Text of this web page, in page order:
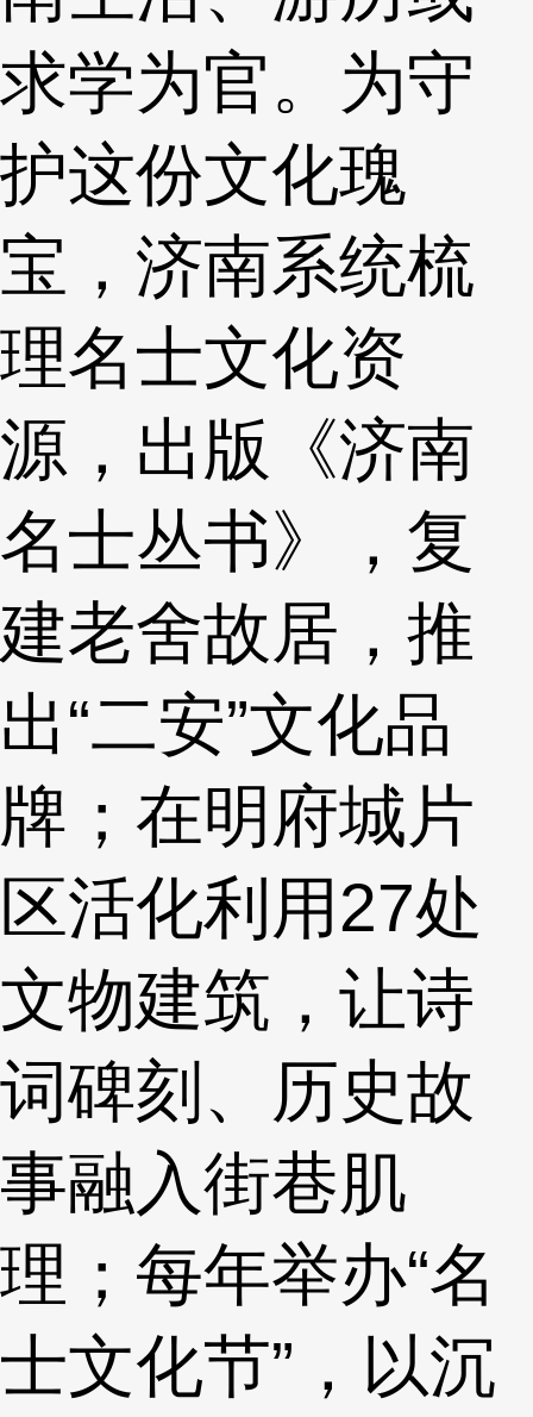
求学为官。为守
护这份文化瑰
宝，济南系统梳
理名士文化资
源，出版《济南
名士丛书》，复
建老舍故居，推
出“二安”文化品
牌；在明府城片
区活化利用27处
文物建筑，让诗
词碑刻、历史故
事融入街巷肌
理；每年举办“名
士文化节”，以沉